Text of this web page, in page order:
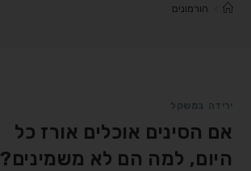
הורמונים
ירידה במשקל
אם הסינים אוכלים אורז כל
היום, למה הם לא משמינים?